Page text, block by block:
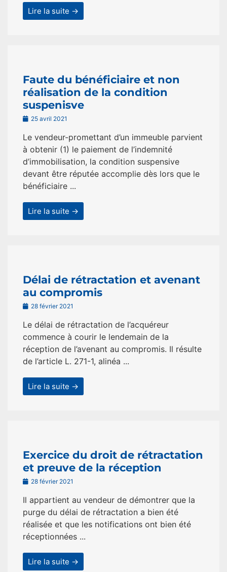
Lire la suite →
Faute du bénéficiaire et non
réalisation de la condition
suspenisve
25 avril 2021
Le vendeur-promettant d’un immeuble parvient
à obtenir (1) le paiement de l’indemnité
d’immobilisation, la condition suspensive
devant être réputée accomplie dès lors que le
bénéficiaire ...
Lire la suite →
Délai de rétractation et avenant
au compromis
28 février 2021
Le délai de rétractation de l’acquéreur
commence à courir le lendemain de la
réception de l’avenant au compromis. Il résulte
de l’article L. 271-1, alinéa ...
Lire la suite →
Exercice du droit de rétractation
et preuve de la réception
28 février 2021
Il appartient au vendeur de démontrer que la
purge du délai de rétractation a bien été
réalisée et que les notifications ont bien été
réceptionnées ...
Lire la suite →